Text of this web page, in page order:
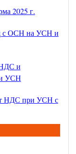
2025 г.
с ОСН на УСН и
и
УСН
НДС при УСН с